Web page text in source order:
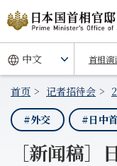
首相演
首页 记者招待会
#外交
#日中
［新闻稿］